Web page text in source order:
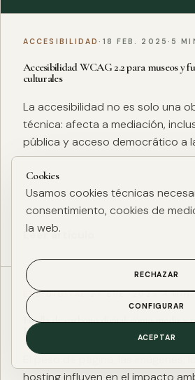
ACCESIBILIDAD · 18 FEB. 2025 · 5
Accesibilidad WCAG 2.2 para museos y
culturales
La accesibilidad no es solo una
técnica: afecta a mediación,
pública y acceso democrático a
Leer artículo
ESG DIGITAL·27 ENE. 2025·4 MIN
Huella de carbono digital: cómo medir y
ESG de una web
El peso de página, las imágenes,
hosting influyen en el impacto
Cookies
Usamos cookies técnicas
consentimiento, cookies de
la web.
RECHAZAR
CONFIGURAR
ACEPTAR